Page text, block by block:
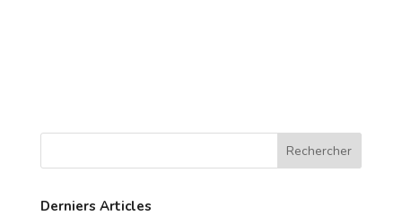
Derniers Articles